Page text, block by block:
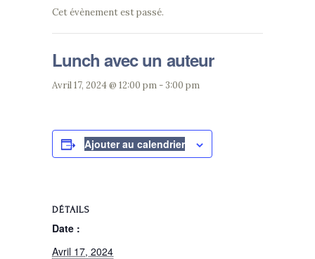
Cet évènement est passé.
Lunch avec un auteur
Avril 17, 2024 @ 12:00 pm - 3:00 pm
Ajouter au calendrier
DÉTAILS
Date :
Avril 17, 2024